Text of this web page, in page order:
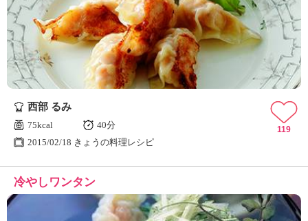
西部 るみ
75kcal
40分
2015/02/18 きょうの料理レシピ
119
冷やしワンタン